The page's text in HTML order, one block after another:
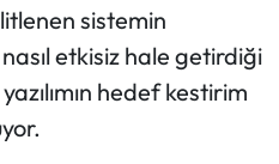
sistemin
etkisiz hale getirdiği
hedef kestirim